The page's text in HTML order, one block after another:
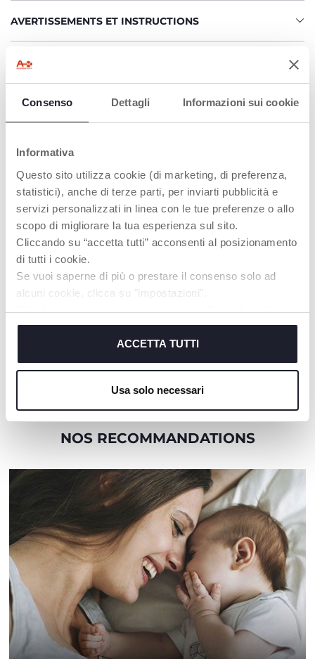
Consenso Dettagli Informazioni sui cookie
Informativa
Questo sito utilizza cookie (di marketing, di preferenza,
statistici), anche di terze parti, per inviarti pubblicità e
servizi personalizzati in linea con le tue preferenze o allo
scopo di migliorare la tua esperienza sul sito.
Cliccando su “accetta tutti” acconsenti al posizionamento
di tutti i cookie.
Se vuoi saperne di più o prestare il consenso solo ad
alcuni cookie, clicca su "impostazioni".
Chiudendo questo banner acconsenti all’uso dei soli
cookie tecnici, indispensabili per fruire del servizio
ACCETTA TUTTI
Usa solo necessari
AVERTISSEMENTS ET INSTRUCTIONS
Trouver un Revendeur
+ VARIANTES
d'allaitement "Cotton" -
Blanc
+ VARIANTES
Soutien-gorge
Blanc
NOS RECOMMANDATIONS